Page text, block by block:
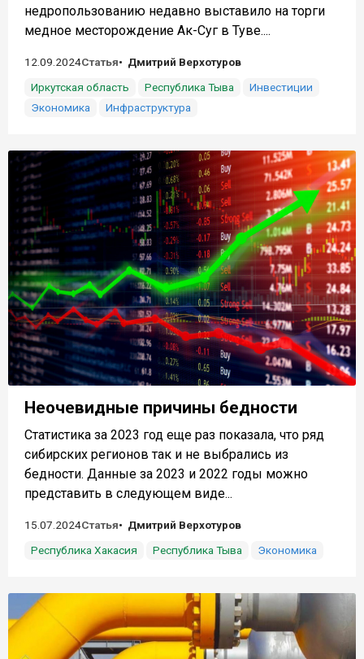
недропользованию недавно выставило на торги
медное месторождение Ак-Суг в Туве....
12.09.2024Статья
Дмитрий Верхотуров
Иркутская область
Республика Тыва
Инвестиции
Экономика
Инфраструктура
Неочевидные причины бедности
Статистика за 2023 год еще раз показала, что ряд
сибирских регионов так и не выбрались из
бедности. Данные за 2023 и 2022 годы можно
представить в следующем виде...
15.07.2024Статья
Дмитрий Верхотуров
Республика Хакасия
Республика Тыва Экономика